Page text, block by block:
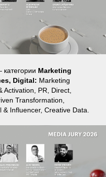
Marketing
Digital: Marketing
Activation, PR, Direct,
Transformation,
Influencer, Creative Data.